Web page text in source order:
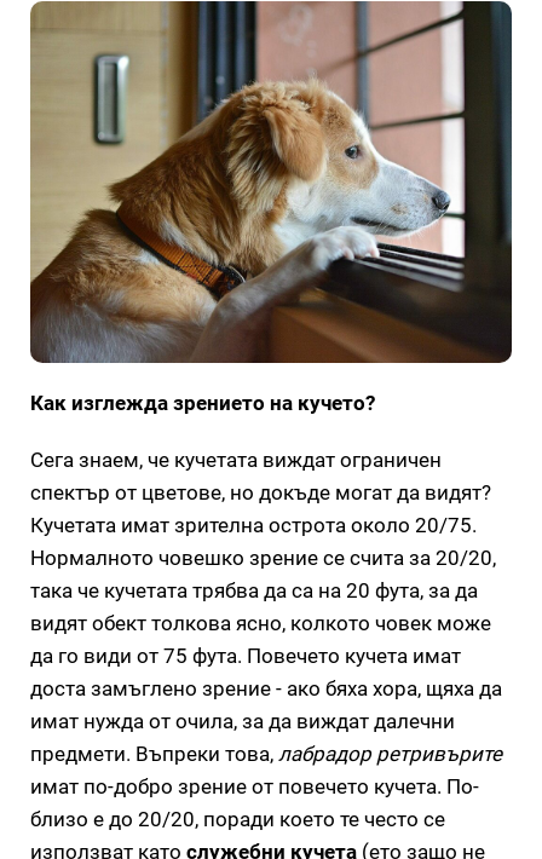
Как изглежда зрението на кучето?
Сега знаем, че кучетата виждат ограничен
спектър от цветове, но докъде могат да видят?
Кучетата имат зрителна острота около 20/75.
Нормалното човешко зрение се счита за 20/20,
така че кучетата трябва да са на 20 фута, за да
видят обект толкова ясно, колкото човек може
да го види от 75 фута. Повечето кучета имат
доста замъглено зрение - ако бяха хора, щяха да
имат нужда от очила, за да виждат далечни
предмети. Въпреки това, лабрадор ретривърите
имат по-добро зрение от повечето кучета. По-
близо е до 20/20, поради което те често се
използват като служебни кучета (ето защо не